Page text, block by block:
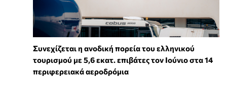
Συνεχίζεται η ανοδική πορεία του ελληνικού
τουρισμού με 5,6 εκατ. επιβάτες τον Ιούνιο στα 14
περιφερειακά αεροδρόμια